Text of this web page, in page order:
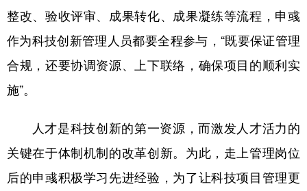
整改、验收评审、成果转化、成果凝练等流程，申彧
作为科技创新管理人员都要全程参与，“既要保证管理
合规，还要协调资源、上下联络，确保项目的顺利实
施”。
人才是科技创新的第一资源，而激发人才活力的
关键在于体制机制的改革创新。为此，走上管理岗位
后的申彧积极学习先进经验，为了让科技项目管理更